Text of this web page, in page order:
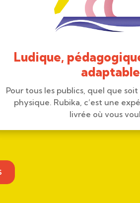
Ludique,
Pour tous les publics, quel que
physique. Rubika, c’est une
livrée où vous